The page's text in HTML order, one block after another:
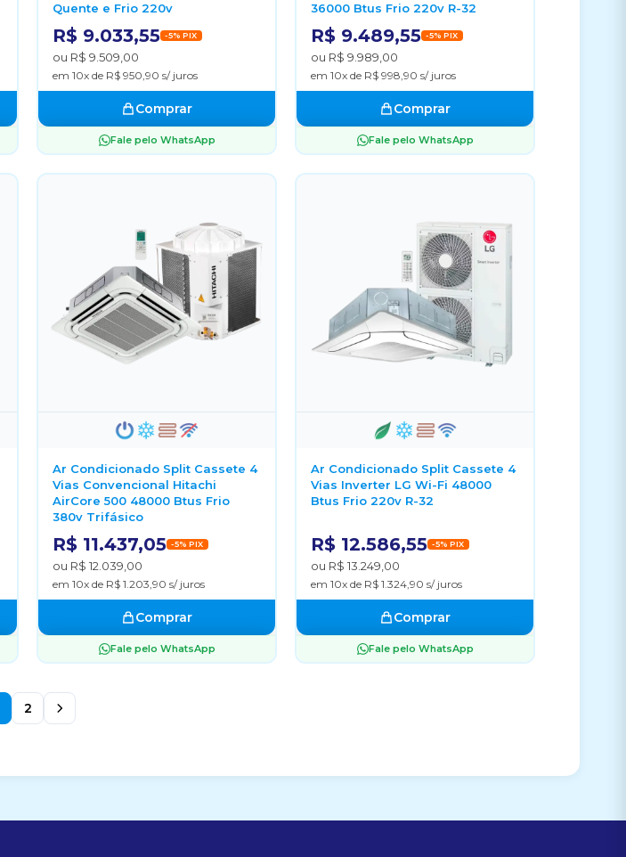
Quente e Frio 220v
R$ 9.033,55 -5% PIX
ou R$ 9.509,00
em 10x de R$ 950,90 s/ juros
Comprar
Fale pelo WhatsApp
36000 Btus Frio 220v R-32
R$ 9.489,55 -5% PIX
ou R$ 9.989,00
em 10x de R$ 998,90 s/ juros
Comprar
Fale pelo WhatsApp
Ar Condicionado Split Cassete 4
Vias Convencional Hitachi
AirCore 500 48000 Btus Frio
380v Trifásico
R$ 11.437,05 -5% PIX
ou R$ 12.039,00
em 10x de R$ 1.203,90 s/ juros
Comprar
Fale pelo WhatsApp
Ar Condicionado Split Cassete 4
Vias Inverter LG Wi-Fi 48000
Btus Frio 220v R-32
R$ 12.586,55 -5% PIX
ou R$ 13.249,00
em 10x de R$ 1.324,90 s/ juros
Comprar
Fale pelo WhatsApp
2